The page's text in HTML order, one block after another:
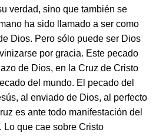
verdad, sino que también se
ha sido llamado a ser como
Dios. Pero sólo puede ser Dios
por gracia. Este pecado
de Dios, en la Cruz de Cristo
del mundo. El pecado del
al enviado de Dios, al perfecto
es ante todo manifestación del
Lo que cae sobre Cristo